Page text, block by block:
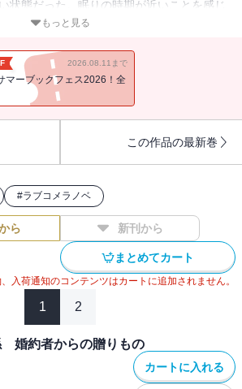
状態だった。眠りの時期が近いことを感じ
解消し、エルレインたちと同じ時を生きる
母レリが生きているという話を聞き――!?
もっと見る
2026.08.11まで
マーブックフェス2026！全
この作品の最新巻
#ラブコメラノベ
ら 新刊から
まとめてカート
入荷通知のコンテンツはカートに追加されません。
1 2
婚約者からの贈りもの
カートに入れる